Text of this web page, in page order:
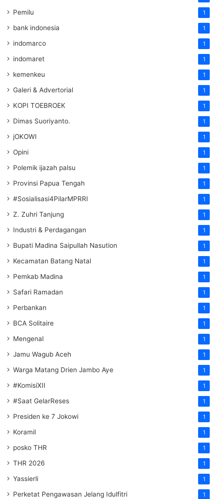
Pemilu 1
bank indonesia 1
indomarco 1
indomaret 1
kemenkeu 1
Galeri & Advertorial 1
KOPI TOEBROEK 1
Dimas Suoriyanto. 1
jOKOWI 1
Opini 1
Polemik ijazah palsu 1
Provinsi Papua Tengah 1
#Sosialisasi4PilarMPRRI 1
Z. Zuhri Tanjung 1
Industri & Perdagangan 1
Bupati Madina Saipullah Nasution 1
Kecamatan Batang Natal 1
Pemkab Madina 1
Safari Ramadan 1
Perbankan 1
BCA Solitaire 1
Mengenal 1
Jamu Wagub Aceh 1
Warga Matang Drien Jambo Aye 1
#KomisiXII 1
#Saat GelarReses 1
Presiden ke 7 Jokowi 1
Koramil 1
posko THR 1
THR 2026 1
Yassierli 1
Perketat Pengawasan Jelang Idulfitri 1